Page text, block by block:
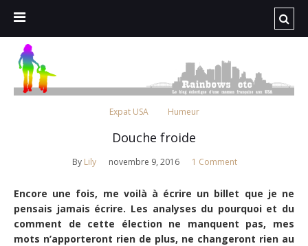
Expat USA Humeur
Douche froide
By Lily novembre 9, 2016 1 Comment
Encore une fois, me voilà à écrire un billet que je ne
pensais jamais écrire. Les analyses du pourquoi et du
comment de cette élection ne manquent pas, mes
mots n’apporteront rien de plus, ne changeront rien au